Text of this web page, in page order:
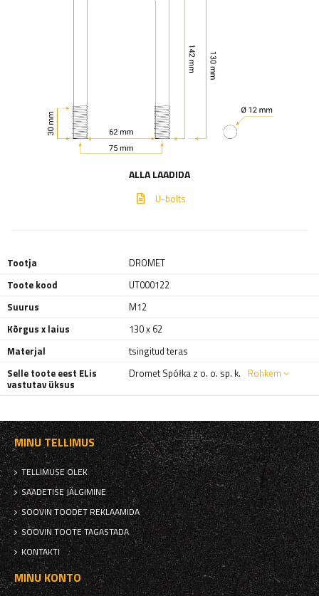
ALLA LAADIDA
U-bolts
Tootja
DROMET
Toote kood
UT000122
Suurus
M12
Kõrgus x laius
130 x 62
Materjal
tsingitud teras
Selle toote eest ELis
vastutav üksus
Dromet Spółka z o. o. sp. k. Rohkem
MINU TELLIMUS
TELLIMUSE OLEK
SAADETISE JÄLGIMINE
SOOVIN TOODET REKLAAMIDA
SOOVIN TOOTE TAGASTADA
KONTAKTI
MINU KONTO